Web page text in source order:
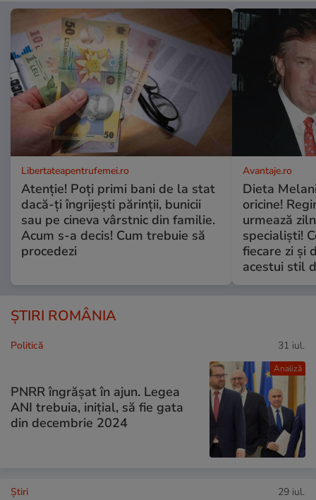
Libertateapentrufemei.ro
Atenție! Poți primi bani de la stat
dacă-ți îngrijești părinții, bunicii
sau pe cineva vârstnic din familie.
Acum s-a decis! Cum trebuie să
procedezi
Avantaje.ro
Dieta
oricine!
urmează
specialiști!
fiecare zi și
acestui stil
ȘTIRI ROMÂNIA
Analiză
Politică 31 iul.
PNRR îngrășat în ajun. Legea
ANI trebuia, inițial, să fie gata
din decembrie 2024
Ştiri 29 iul.